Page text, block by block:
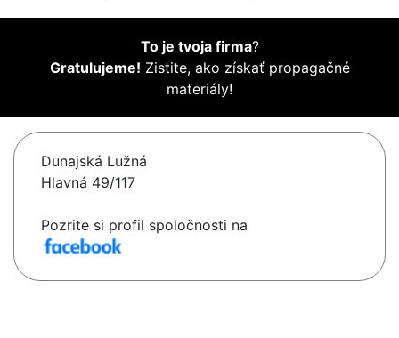
To je tvoja firma?
Gratulujeme! Zistite, ako získať propagačné
materiály!
Dunajská Lužná
Hlavná 49/117
Pozrite si profil spoločnosti na